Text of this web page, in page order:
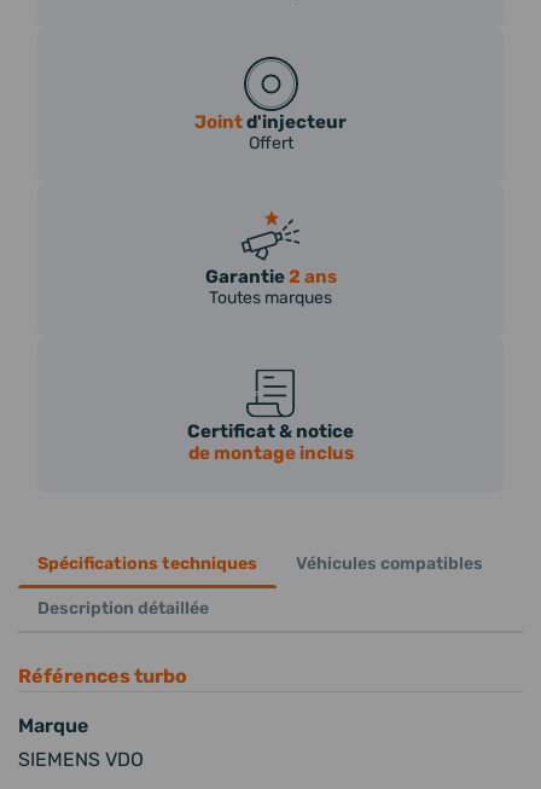
Jointd'injecteur
Offert
Garantie2 ans
Toutes marques
Certificat & notice
de montage inclus
Spécifications techniques Véhicules compatibles
Description détaillée
Références turbo
Marque
SIEMENS VDO